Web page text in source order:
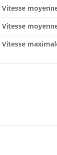
Vitesse
Vitesse
Vitesse